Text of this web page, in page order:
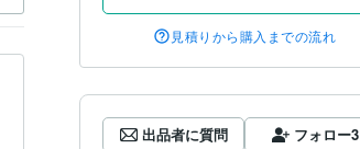
見積りから購入までの流れ
出品者に質問 フォロー3